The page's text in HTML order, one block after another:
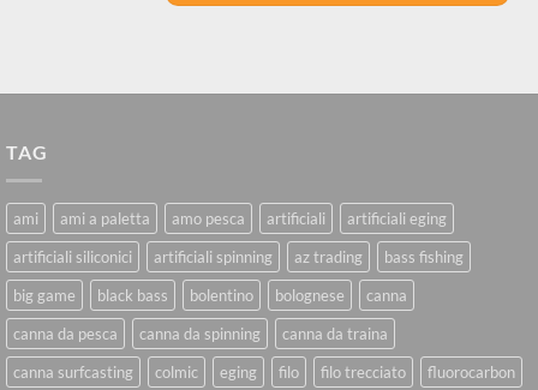
TAG
ami ami a paletta amo pesca artificiali
artificiali eging
artificiali siliconici
artificiali spinning az trading
bass fishing
big game
black bass bolentino bolognese
canna
canna da pesca
canna da spinning
canna da traina
canna surfcasting
colmic eging filo filo trecciato
fluorocarbon